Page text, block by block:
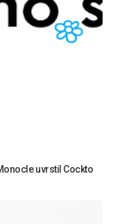
uvrstil Cockto